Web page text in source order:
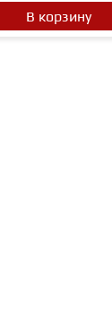
В корзину